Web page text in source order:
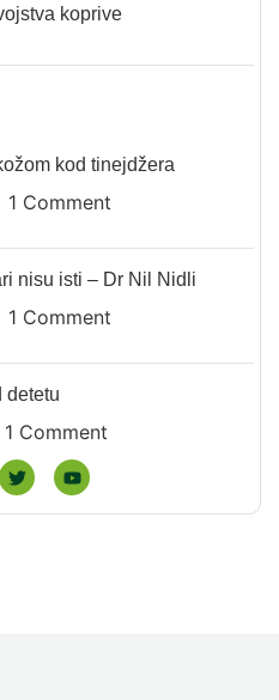
koprive
kod tinejdžera
1 Comment
nisu isti – Dr Nil Nidli
1 Comment
detetu
1 Comment